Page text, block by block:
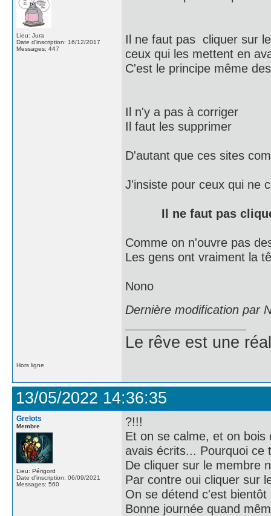
Lieu: Jura
Date d'inscription: 16/12/2017
Messages: 447
Il ne faut pas cliquer sur
ceux qui les mettent en
C'est le principe même
Il n'y a pas à corriger
Il faut les supprimer
D'autant que ces sites
J'insiste pour ceux qui ne
Il ne faut pas
Comme on n'ouvre pas
Les gens ont vraiment la
Nono
Dernière modification par
Le rêve est une
Hors ligne
13/05/2022 14:36:35
Grelots
Membre
Lieu: Périgord
Date d'inscription: 06/09/2021
Messages: 560
?!!!
Et on se calme, et on
avais écrits... Pourquoi
De cliquer sur le membre
Par contre oui cliquer sur
On se détend c'est bientôt
Bonne journée quand